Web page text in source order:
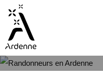
contenu
principal